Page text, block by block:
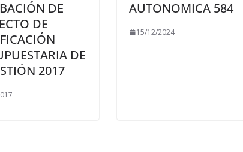
DE
DE
DE
2017
AUTONOMICA 584
15/12/2024